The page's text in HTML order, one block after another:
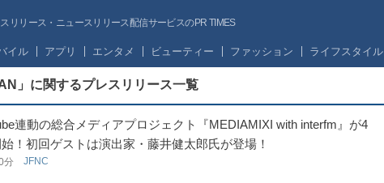
リリース・ニュースリリース配信サービスのPR TIMES
イル アプリ エンタメ ビューティー ファッション ライフスタイル
」に関するプレスリリース一覧
連動の総合メディアプロジェクト『MEDIAMIXI with interfm』が4
！初回ゲストは演出家・藤井健太郎氏が登場！
分 JFNC